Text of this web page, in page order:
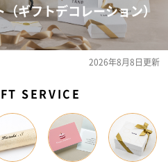
ギフトデコレーション）
2026年8月8日更新
SERVICE